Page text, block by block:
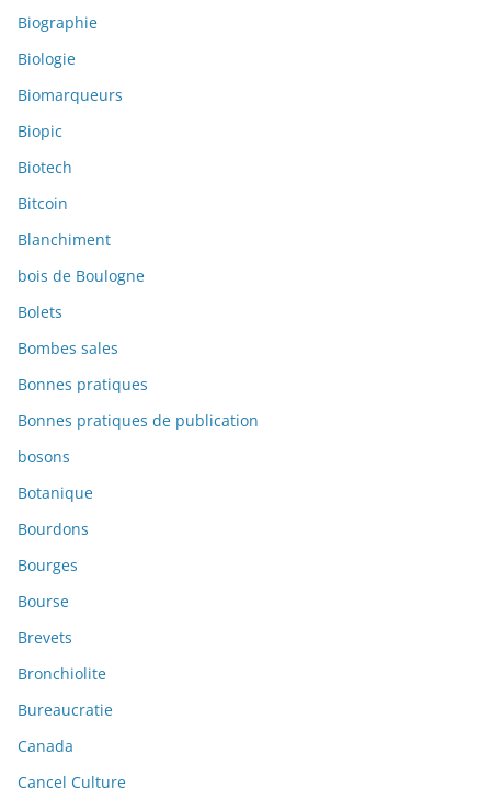
Biographie
Biologie
Biomarqueurs
Biopic
Biotech
Bitcoin
Blanchiment
bois de Boulogne
Bolets
Bombes sales
Bonnes pratiques
Bonnes pratiques de publication
bosons
Botanique
Bourdons
Bourges
Bourse
Brevets
Bronchiolite
Bureaucratie
Canada
Cancel Culture